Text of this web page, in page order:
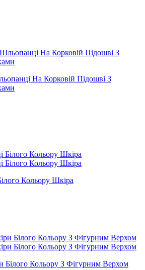
На Корковій Підошві З
Кольору Шкіра
Білого Кольору З Фігурним Верхом